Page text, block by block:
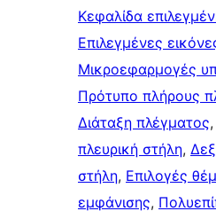
Κεφαλίδα
Επιλεγμένες
Μικροεφαρμογές
Πρότυπο πλήρους
Διάταξη πλέγματος,
πλευρική στήλη,
στήλη, Επιλογές
εμφάνισης,